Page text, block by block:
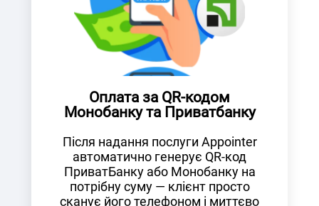
Оплата за QR-кодом
Монобанку та Приватбанку
Після надання послуги Appointer
автоматично генерує QR-код
ПриватБанку або Монобанку на
потрібну суму — клієнт просто
сканує його телефоном і миттєво